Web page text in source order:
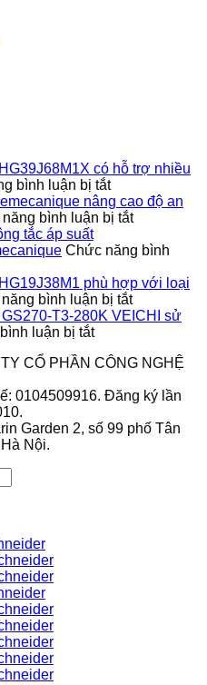
có hỗ trợ nhiều
bình luận bị tắtở
Công
tắc
suất
có
hỗ
trợ
thế
đặt?
nâng cao độ an
bình luận bị tắtở
cao
độ
an
hệ
tắc áp suất
Chức năng bình
phù hợp với loại
bình luận bị tắtở
Công
suất
phù
với
T3-280K VEICHI sử
luận bị tắtở
bảo
biến
GS270-
CỔ PHẦN CÔNG NGHỆ
0104509916. Đăng ký lần
Garden 2, số 99 phố Tân
Nội.